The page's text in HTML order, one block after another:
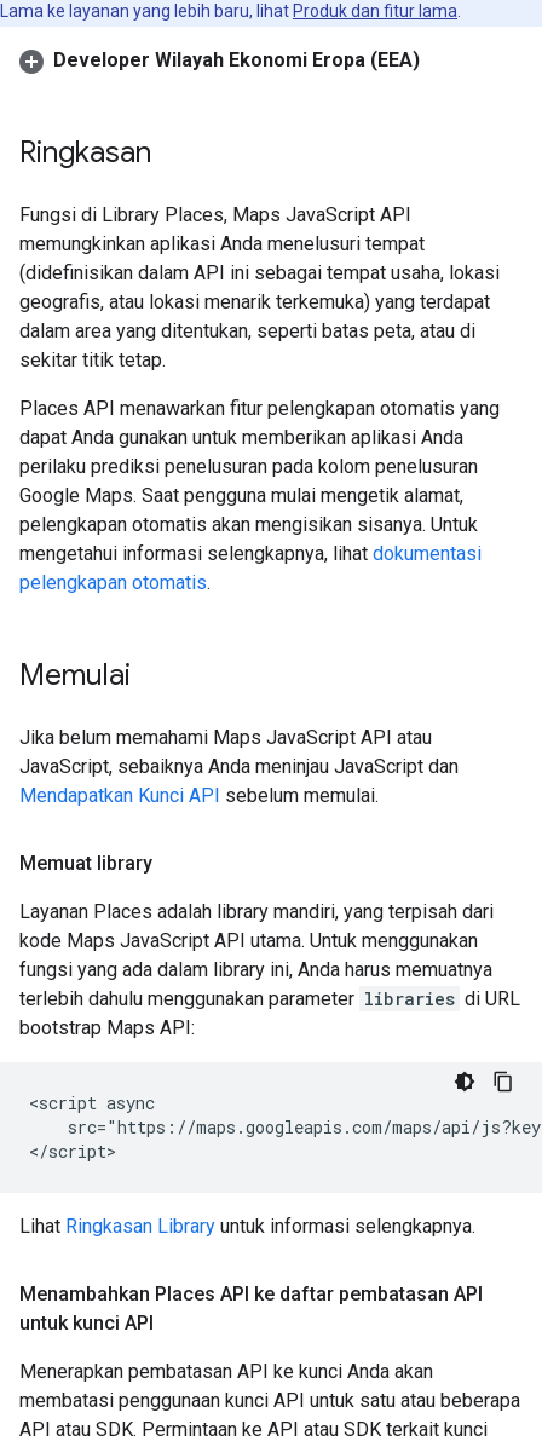
Lama ke layanan yang lebih baru, lihat Produk dan fitur lama
Developer Wilayah Ekonomi Eropa (EEA)
Ringkasan
Fungsi di Library Places, Maps JavaScript API
memungkinkan aplikasi Anda menelusuri tempat
(didefinisikan dalam API ini sebagai tempat usaha, lokasi
geografis, atau lokasi menarik terkemuka) yang terdapat
dalam area yang ditentukan, seperti batas peta, atau di
sekitar titik tetap.
Places API menawarkan fitur pelengkapan otomatis yang
dapat Anda gunakan untuk memberikan aplikasi Anda
perilaku prediksi penelusuran pada kolom penelusuran
Google Maps. Saat pengguna mulai mengetik alamat,
pelengkapan otomatis akan mengisikan sisanya. Untuk
mengetahui informasi selengkapnya, lihat dokumentasi
pelengkapan otomatis.
Memulai
Jika belum memahami Maps JavaScript API atau
JavaScript, sebaiknya Anda meninjau JavaScript dan
Mendapatkan Kunci API sebelum memulai.
Memuat library
Layanan Places adalah library mandiri, yang terpisah dari
kode Maps JavaScript API utama. Untuk menggunakan
fungsi yang ada dalam library ini, Anda harus memuatnya
terlebih dahulu menggunakan parameter libraries di URL
bootstrap Maps API:
<script async
src="https://maps.googleapis.com/maps/api/
</script>
Lihat Ringkasan Library untuk informasi selengkapnya.
Menambahkan Places API ke daftar pembatasan API
untuk kunci API
Menerapkan pembatasan API ke kunci Anda akan
membatasi penggunaan kunci API untuk satu atau beberapa
API atau SDK. Permintaan ke API atau SDK terkait kunci